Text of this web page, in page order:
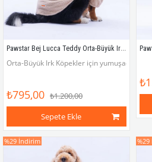
Pawstar Bej Lucca Teddy Orta-Büyük Irk Köpek Pofuduk Hoodie Sweatshirt
Orta-Büyük Irk Köpekler için yumuşacık,
₺795,00 ₺1.200,00
Sepete Ekle
%29 İndirim %29